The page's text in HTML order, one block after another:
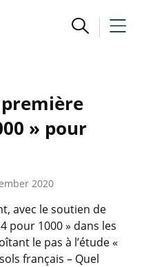
» pour
2020
avec le soutien de
pour 1000 » dans les
le pas à l’étude «
français – Quel